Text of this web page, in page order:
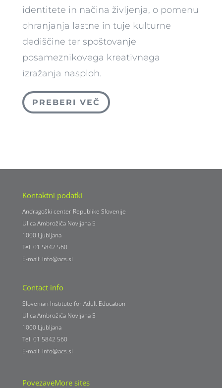
identitete in načina življenja, o pomenu
ohranjanja lastne in tuje kulturne
dediščine ter spoštovanje
posameznikovega kreativnega
izražanja nasploh.
PREBERI VEČ
Kontaktni podatki
Andragoški center Republike Slovenije
Ulica Ambrožiča Novljana 5
1000 Ljubljana
Tel: 01 5842 560
E-mail: info@acs.si
Contact info
Slovenian Institute for Adult Education
Ulica Ambrožiča Novljana 5
1000 Ljubljana
Tel: 01 5842 560
E-mail: info@acs.si
PovezaveMore sites